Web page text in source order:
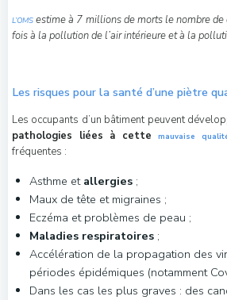
L’OMS estime à 7 millions de morts le nombre
fois à la pollution de l’air intérieure et à la
Les risques pour la santé d’une piètre
Les occupants d’un bâtiment peuvent
pathologies liées à cette
mauvaise
fréquentes :
Asthme etallergies ;
Maux de tête et migraines ;
Eczéma et problèmes de peau ;
Maladies respiratoires;
Accélération de la propagation des
périodes épidémiques (notamment
Dans les cas les plus graves : des